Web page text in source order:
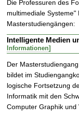
Die Professuren des
multimediale
Masterstudiengängen:
Intelligente Medien
Informationen]
Der
bildet im
logische Fortsetzung
Informatik mit den
Computer Graphik